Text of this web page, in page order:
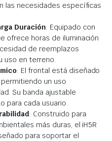
las necesidades específicas
Duración: Equipado con
ofrece horas de iluminación
de reemplazos
uso en terreno.
: El frontal está diseñado
un uso
Su banda ajustable
para cada usuario.
: Construido para
más duras, el iH5R
para soportar el